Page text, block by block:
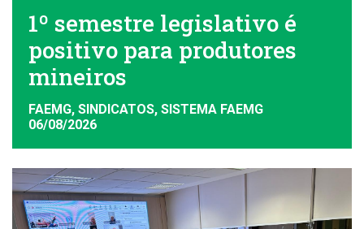
1º semestre legislativo é
positivo para produtores
mineiros
FAEMG, SINDICATOS, SISTEMA FAEMG
06/08/2026